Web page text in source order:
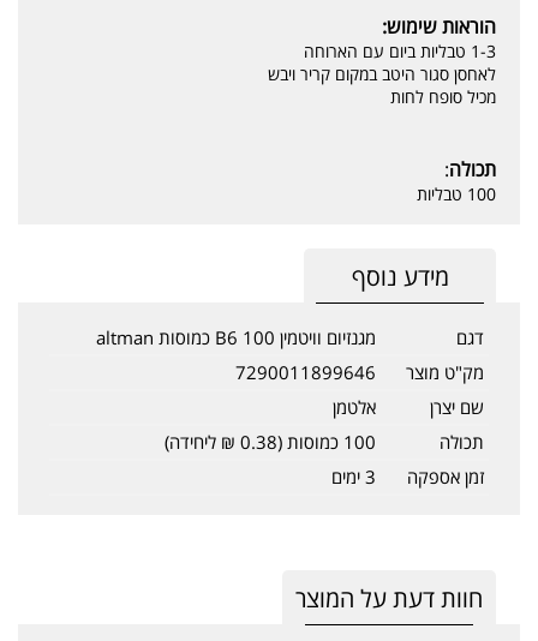
הוראות שימוש:
1-3 טבליות ביום עם הארוחה
לאחסן סגור היטב במקום קריר ויבש
מכיל סופח לחות
תכולה:
100 טבליות
מידע נוסף
דגם
מגנזיום וויטמין B6 100 כמוסות altman
מק"ט מוצר
7290011899646
שם יצרן
אלטמן
תכולה
100 כמוסות (0.38 ₪ ליחידה)
זמן אספקה
3 ימים
חוות דעת על המוצר